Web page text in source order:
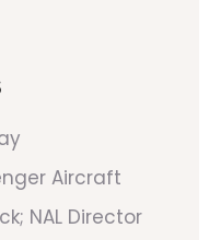
Aircraft
NAL Director